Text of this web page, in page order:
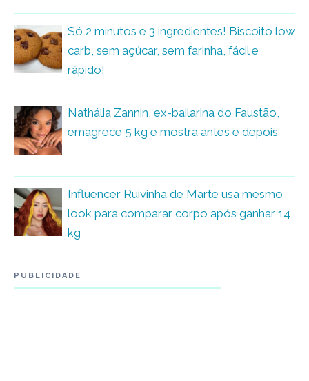
Só 2 minutos e 3 ingredientes! Biscoito low
carb, sem açúcar, sem farinha, fácil e
rápido!
Nathália Zannin, ex-bailarina do Faustão,
emagrece 5 kg e mostra antes e depois
Influencer Ruivinha de Marte usa mesmo
look para comparar corpo após ganhar 14
kg
PUBLICIDADE